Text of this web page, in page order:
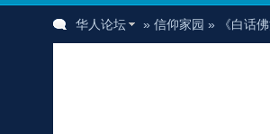
华人论坛 » 信仰家园 » 《白话